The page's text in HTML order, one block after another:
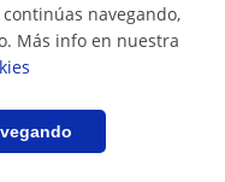
navegando,
Más info en nuestra